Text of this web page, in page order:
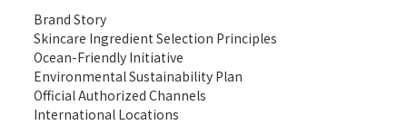
Brand Story
Skincare Ingredient Selection Principles
Ocean-Friendly Initiative
Environmental Sustainability Plan
Official Authorized Channels
International Locations